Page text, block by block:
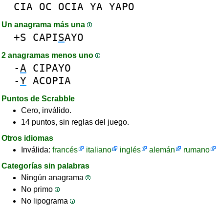
CIA OC OCIA YA YAPO
Un anagrama más una
+S CAPISAYO
2 anagramas menos uno
-A CIPAYO
-Y ACOPIA
Puntos de Scrabble
Cero, inválido.
14 puntos, sin reglas del juego.
Otros idiomas
Inválida: francés italiano inglés alemán
rumano
Categorías sin palabras
Ningún anagrama
No primo
No lipograma